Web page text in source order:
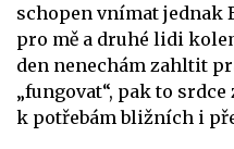
schopen vnímat jednak
pro mě a druhé lidi
den nenechám zahltit
„fungovat“, pak to
k potřebám bližních i